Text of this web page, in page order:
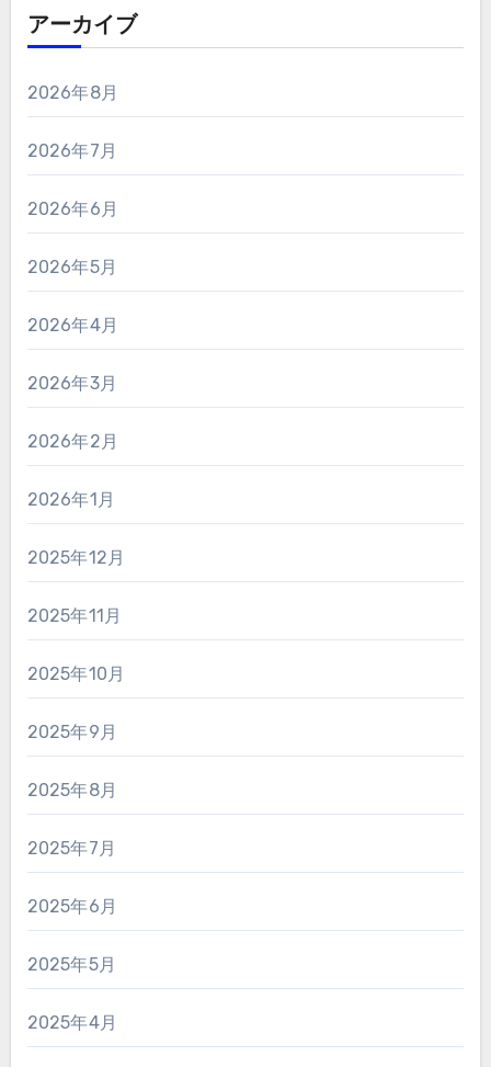
アーカイブ
2026年8月
2026年7月
2026年6月
2026年5月
2026年4月
2026年3月
2026年2月
2026年1月
2025年12月
2025年11月
2025年10月
2025年9月
2025年8月
2025年7月
2025年6月
2025年5月
2025年4月